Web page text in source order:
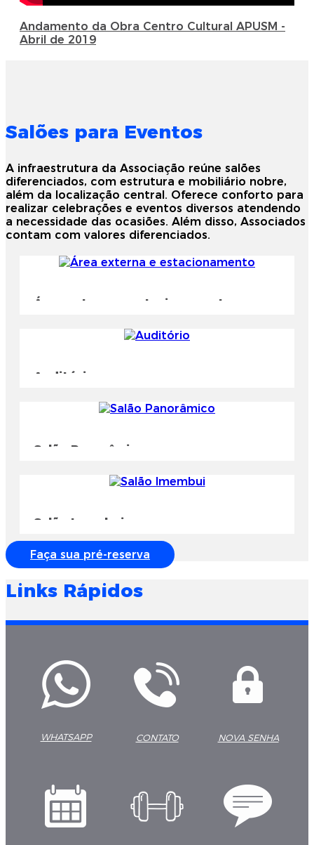
Andamento da Obra Centro Cultural APUSM -
Abril de 2019
Salões para Eventos
A infraestrutura da Associação reúne salões
diferenciados, com estrutura e mobiliário nobre,
além da localização central. Oferece conforto para
realizar celebrações e eventos diversos atendendo
a necessidade das ocasiões. Além disso, Associados
contam com valores diferenciados.
Área externa e estacionamento
Auditório
Salão Panorâmico
Salão Imembui
Faça sua pré-reserva
Links Rápidos
WHATSAPP CONTATO NOVA SENHA